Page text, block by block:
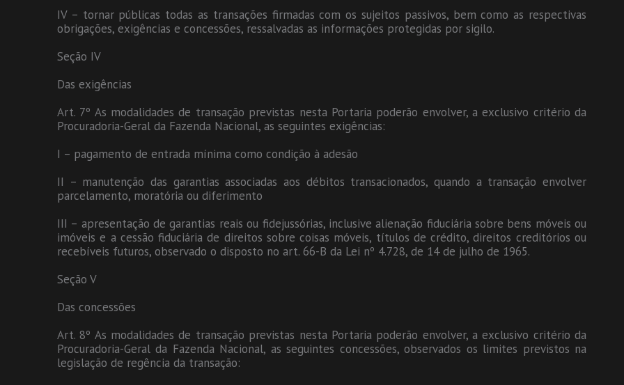
IV – tornar públicas todas as transações firmadas com os sujeitos passivos, bem como as respectivas
obrigações, exigências e concessões, ressalvadas as informações protegidas por sigilo.
Seção IV
Das exigências
Art. 7º As modalidades de transação previstas nesta Portaria poderão envolver, a exclusivo critério da
Procuradoria-Geral da Fazenda Nacional, as seguintes exigências:
I – pagamento de entrada mínima como condição à adesão
II – manutenção das garantias associadas aos débitos transacionados, quando a transação envolver
parcelamento, moratória ou diferimento
III – apresentação de garantias reais ou fidejussórias, inclusive alienação fiduciária sobre bens móveis ou
imóveis e a cessão fiduciária de direitos sobre coisas móveis, títulos de crédito, direitos creditórios ou
recebíveis futuros, observado o disposto no art. 66-B da Lei nº 4.728, de 14 de julho de 1965.
Seção V
Das concessões
Art. 8º As modalidades de transação previstas nesta Portaria poderão envolver, a exclusivo critério da
Procuradoria-Geral da Fazenda Nacional, as seguintes concessões, observados os limites previstos na
legislação de regência da transação: